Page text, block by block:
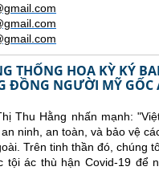
THỐNG HOA KỲ KÝ
ĐỒNG NGƯỜI MỸ GỐC
Thu Hằng nhấn mạnh:
ninh, an toàn, và bảo vệ
Trên tinh thần đó, chúng
ác thù hận Covid-19 để